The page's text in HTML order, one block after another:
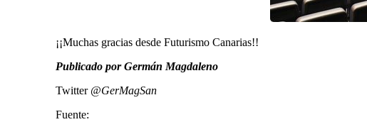
¡¡Muchas gracias desde Futurismo Canarias!!
Publicado por Germán Magdaleno
Twitter @GerMagSan
Fuente: